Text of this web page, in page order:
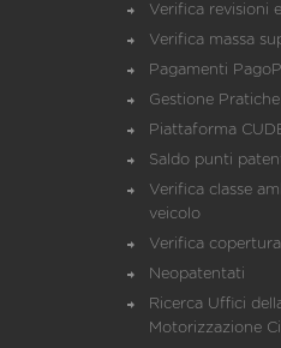
Verifica revisioni
Verifica massa
Pagamenti
Gestione
Piattaforma
Saldo punti
Verifica classe
veicolo
Verifica
Neopatentati
Ricerca Uffici
Motorizzazione